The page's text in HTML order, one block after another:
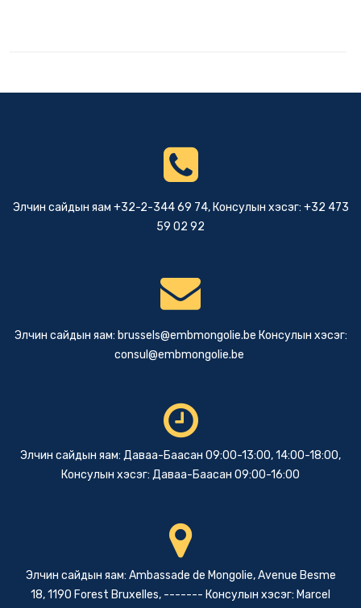
Элчин сайдын яам +32-2-344 69 74, Консулын хэсэг: +32 473
59 02 92
Элчин сайдын яам: brussels@embmongolie.be Консулын хэсэг:
consul@embmongolie.be
Элчин сайдын яам: Даваа-Баасан 09:00-13:00, 14:00-18:00,
Консулын хэсэг: Даваа-Баасан 09:00-16:00
Элчин сайдын яам: Ambassade de Mongolie, Avenue Besme
18, 1190 Forest Bruxelles, ------- Консулын хэсэг: Marcel